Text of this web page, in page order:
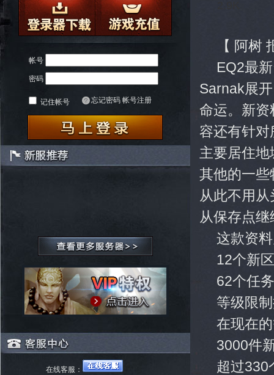
帐号
密码
记住帐号 忘记密码 帐号注册
在线客服：
【 阿树
EQ2最
Sarnak展
命运。新
容还有针
主要居住
其他的一
从此不用
从保存点
这款资
12个新
62个任
等级限
在现在
3000件
超过330